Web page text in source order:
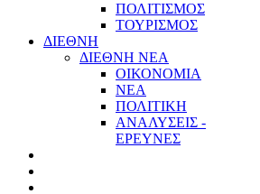
ΠΟΛΙΤΙΣΜΟΣ
ΤΟΥΡΙΣΜΟΣ
ΔΙΕΘΝΗ
ΔΙΕΘΝΗ ΝΕΑ
ΟΙΚΟΝΟΜΙΑ
ΝΕΑ
ΠΟΛΙΤΙΚΗ
ΑΝΑΛΥΣΕΙΣ -
ΕΡΕΥΝΕΣ